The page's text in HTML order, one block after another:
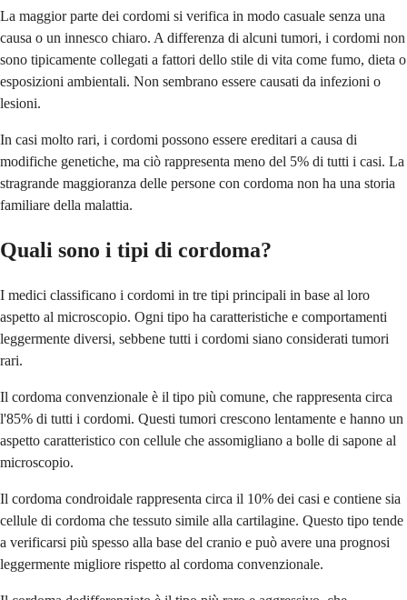
La maggior parte dei cordomi si verifica in modo casuale senza una
causa o un innesco chiaro. A differenza di alcuni tumori, i cordomi non
sono tipicamente collegati a fattori dello stile di vita come fumo, dieta o
esposizioni ambientali. Non sembrano essere causati da infezioni o
lesioni.
In casi molto rari, i cordomi possono essere ereditari a causa di
modifiche genetiche, ma ciò rappresenta meno del 5% di tutti i casi. La
stragrande maggioranza delle persone con cordoma non ha una storia
familiare della malattia.
Quali sono i tipi di cordoma?
I medici classificano i cordomi in tre tipi principali in base al loro
aspetto al microscopio. Ogni tipo ha caratteristiche e comportamenti
leggermente diversi, sebbene tutti i cordomi siano considerati tumori
rari.
Il cordoma convenzionale è il tipo più comune, che rappresenta circa
l'85% di tutti i cordomi. Questi tumori crescono lentamente e hanno un
aspetto caratteristico con cellule che assomigliano a bolle di sapone al
microscopio.
Il cordoma condroidale rappresenta circa il 10% dei casi e contiene sia
cellule di cordoma che tessuto simile alla cartilagine. Questo tipo tende
a verificarsi più spesso alla base del cranio e può avere una prognosi
leggermente migliore rispetto al cordoma convenzionale.